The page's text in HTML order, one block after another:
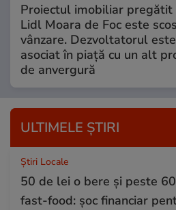
Proiectul imobiliar pregătit
Lidl Moara de Foc este
vânzare. Dezvoltatorul este
asociat în piață cu un alt
de anvergură
ULTIMELE ȘTIRI
Știri Locale
50 de lei o bere și peste
fast-food: șoc financiar